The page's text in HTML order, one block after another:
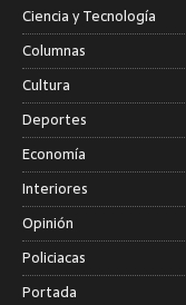
Ciencia y Tecnología
Columnas
Cultura
Deportes
Economía
Interiores
Opinión
Policiacas
Portada